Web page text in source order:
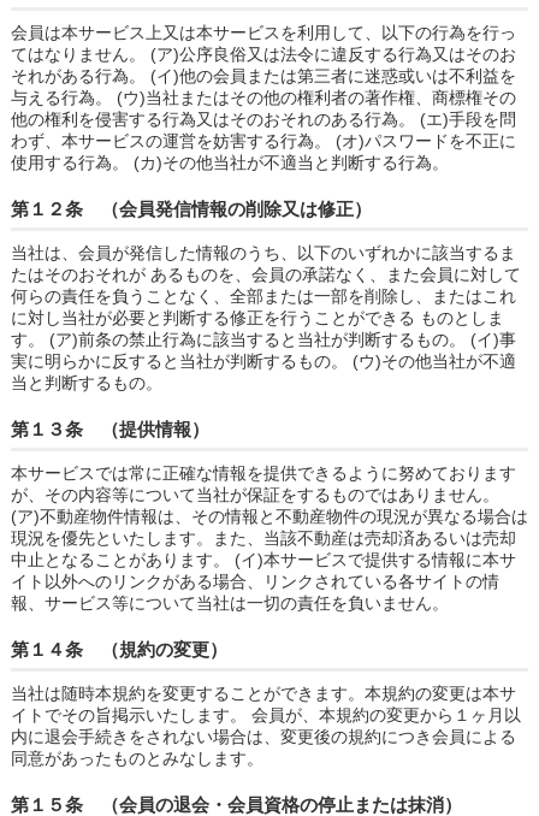
会員は本サービス上又は本サービスを利用して、以下の行為を行っ
てはなりません。 (ア)公序良俗又は法令に違反する行為又はそのお
それがある行為。 (イ)他の会員または第三者に迷惑或いは不利益を
与える行為。 (ウ)当社またはその他の権利者の著作権、商標権その
他の権利を侵害する行為又はそのおそれのある行為。 (エ)手段を問
わず、本サービスの運営を妨害する行為。 (オ)パスワードを不正に
使用する行為。 (カ)その他当社が不適当と判断する行為。
第１２条 （会員発信情報の削除又は修正）
当社は、会員が発信した情報のうち、以下のいずれかに該当するま
たはそのおそれが あるものを、会員の承諾なく、また会員に対して
何らの責任を負うことなく、全部または一部を削除し、またはこれ
に対し当社が必要と判断する修正を行うことができる ものとしま
す。 (ア)前条の禁止行為に該当すると当社が判断するもの。 (イ)事
実に明らかに反すると当社が判断するもの。 (ウ)その他当社が不適
当と判断するもの。
第１３条 （提供情報）
本サービスでは常に正確な情報を提供できるように努めております
が、その内容等について当社が保証をするものではありません。
(ア)不動産物件情報は、その情報と不動産物件の現況が異なる場合は
現況を優先といたします。また、当該不動産は売却済あるいは売却
中止となることがあります。 (イ)本サービスで提供する情報に本サ
イト以外へのリンクがある場合、リンクされている各サイトの情
報、サービス等について当社は一切の責任を負いません。
第１４条 （規約の変更）
当社は随時本規約を変更することができます。本規約の変更は本サ
イトでその旨掲示いたします。 会員が、本規約の変更から１ヶ月以
内に退会手続きをされない場合は、変更後の規約につき会員による
同意があったものとみなします。
第１５条 （会員の退会・会員資格の停止または抹消）